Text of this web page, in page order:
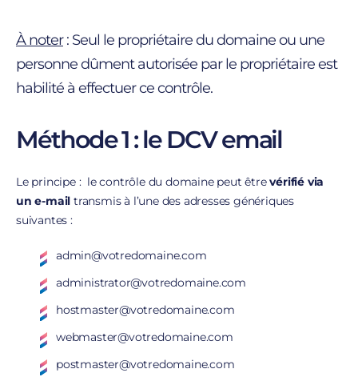
À noter: Seul le propriétaire du domaine ou une
personne dûment autorisée par le propriétaire est
habilité à effectuer ce contrôle.
Méthode 1 : le DCV email
Le principe : le contrôle du domaine peut êtrevérifié via
un e-mail transmis à l’une des adresses génériques
suivantes :
admin@votredomaine.com
administrator@votredomaine.com
hostmaster@votredomaine.com
webmaster@votredomaine.com
postmaster@votredomaine.com